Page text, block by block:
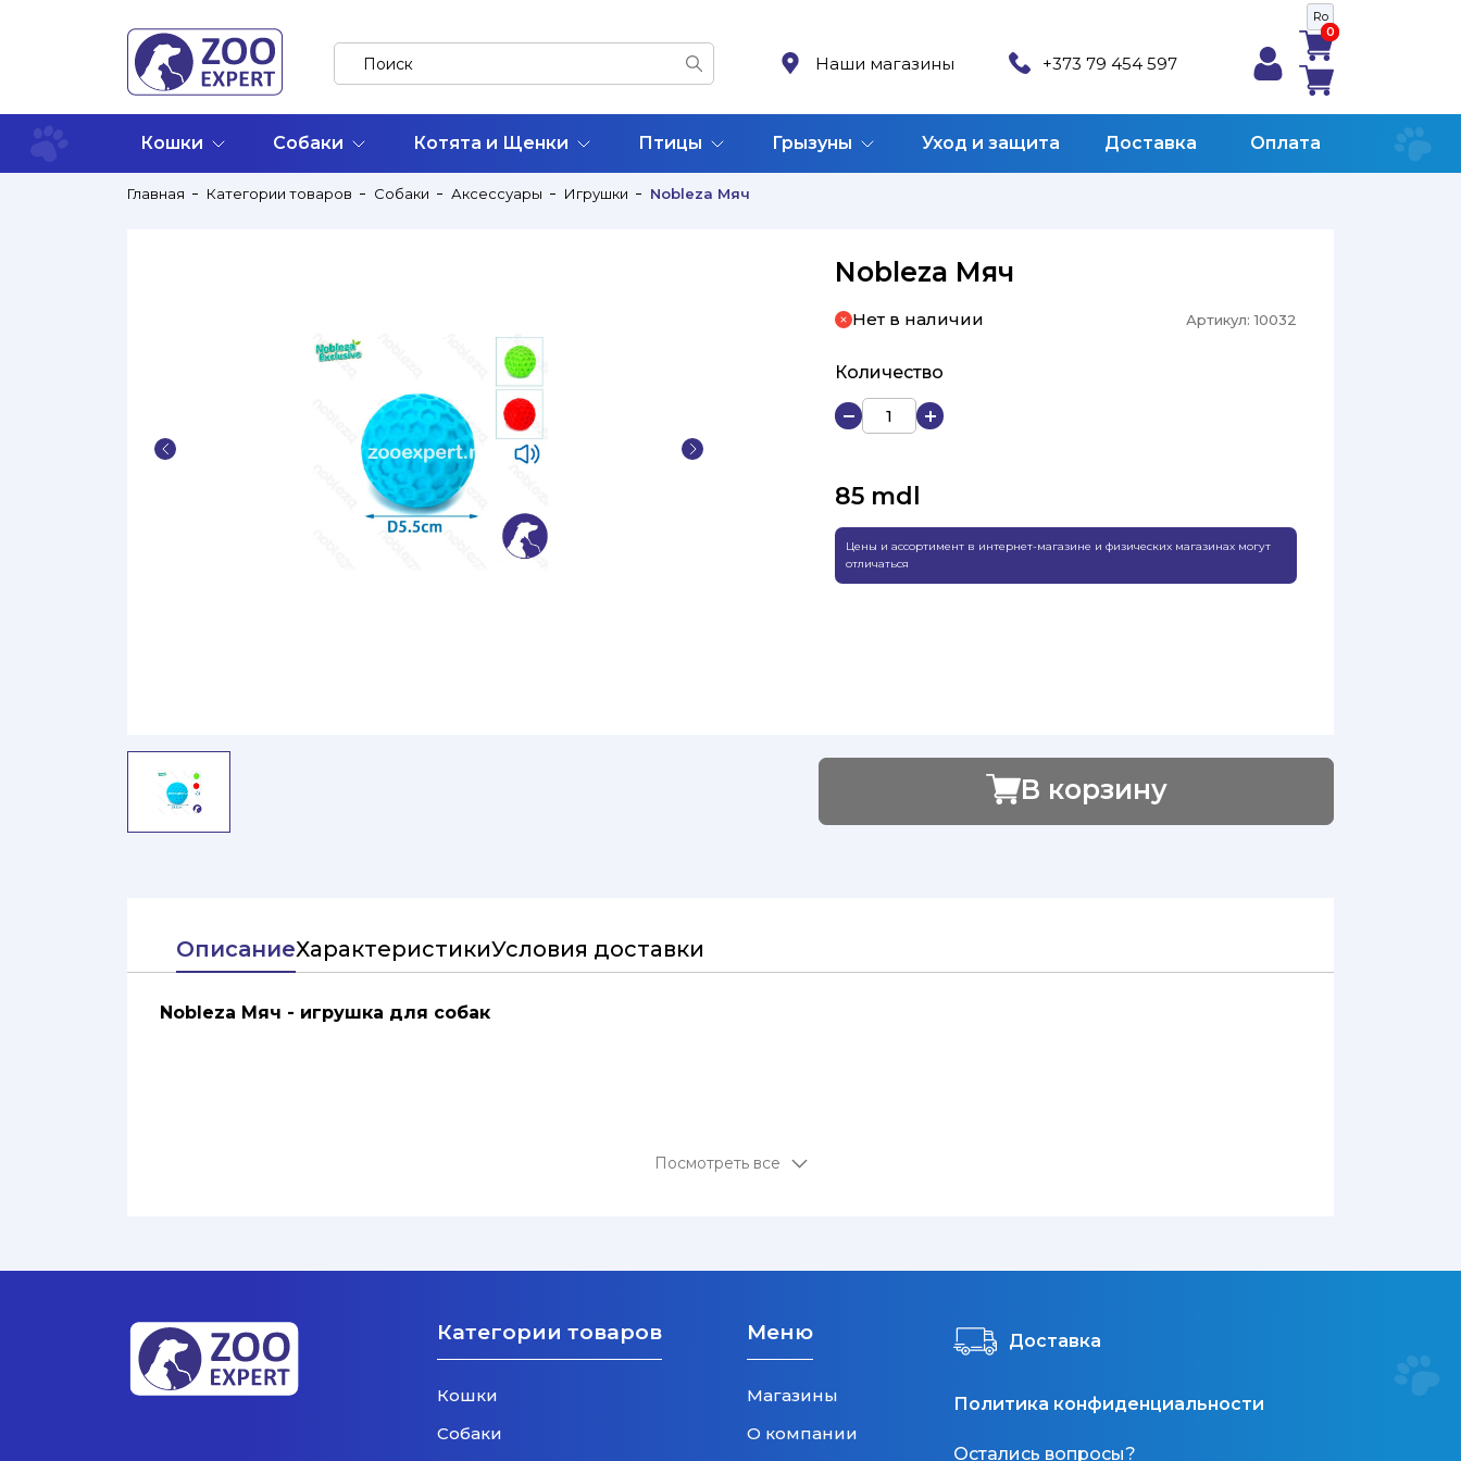
Ro
Наши магазины +373 79 454 597
0
0
Кошки Собаки Котята и Щенки Птицы Грызуны Уход и защита Доставка Оплата
Главная Категории товаров Собаки Аксессуары Игрушки Nobleza Мяч
Nobleza Мяч
Нет в наличии Артикул:10032
Количество
85 mdl
Цены и ассортимент в интернет-магазине и физических магазинах могут
отличаться
В корзину
ОписаниеХарактеристикиУсловия доставки
Nobleza Мяч - игрушка для собак
Посмотреть все
Категории товаров
Кошки
Собаки
Меню
Магазины
О компании
Доставка
Политика конфиденциальности
Остались вопросы?